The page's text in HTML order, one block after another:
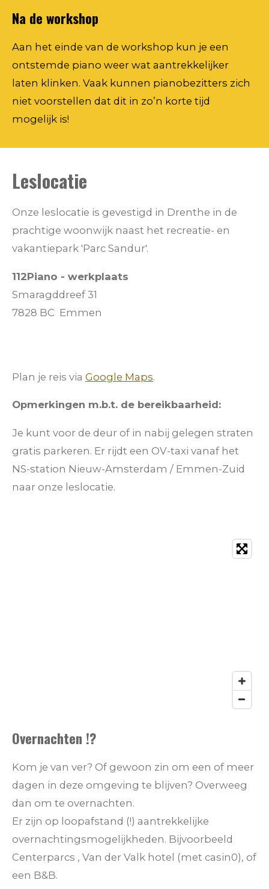
Na de workshop
Aan het einde van de workshop kun je een
ontstemde piano weer wat aantrekkelijker
laten klinken. Vaak kunnen pianobezitters zich
niet voorstellen dat dit in zo’n korte tijd
mogelijk is!
Leslocatie
Onze leslocatie is gevestigd in Drenthe in de
prachtige woonwijk naast het recreatie- en
vakantiepark 'Parc Sandur'.
112Piano - werkplaats
Smaragddreef 31
7828 BC Emmen
Plan je reis via Google Maps.
Opmerkingen m.b.t. de bereikbaarheid:
Je kunt voor de deur of in nabij gelegen straten
gratis parkeren. Er rijdt een OV-taxi vanaf het
NS-station Nieuw-Amsterdam / Emmen-Zuid
naar onze leslocatie.
Overnachten !?
Kom je van ver? Of gewoon zin om een of meer
dagen in deze omgeving te blijven? Overweeg
dan om te overnachten.
Er zijn op loopafstand (!) aantrekkelijke
overnachtingsmogelijkheden. Bijvoorbeeld
Centerparcs , Van der Valk hotel (met casin0), of
een B&B.